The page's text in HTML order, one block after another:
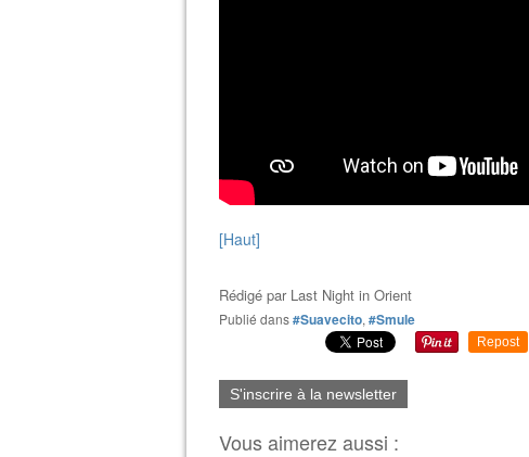
[Haut]
Rédigé par Last Night in Orient
Publié dans#Suavecito, #Smule
Repost
S'inscrire à la newsletter
Vous aimerez aussi :